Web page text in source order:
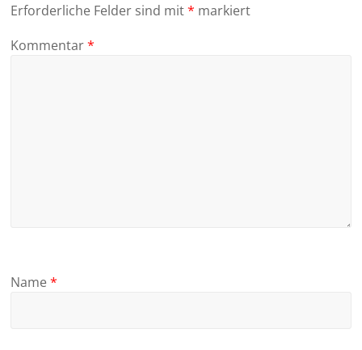
Erforderliche Felder sind mit* markiert
Kommentar*
Name*